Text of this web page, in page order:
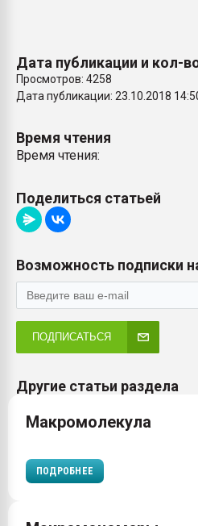
Дата публикации и кол-
Просмотров: 4258
Дата публикации: 23.10.2018
Время чтения
Время чтения:
Поделиться статьей
Возможность подписки
ПОДПИСАТЬСЯ
Другие статьи раздела
Макромолекула
ПОДРОБНЕЕ